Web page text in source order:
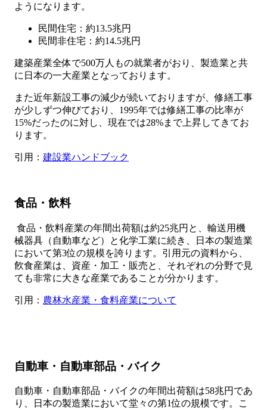
ようになります。
民間住宅：約13.5兆円
民間非住宅：約14.5兆円
建築産業全体で500万人もの就業者がおり、製造業と共
に日本の一大産業となっております。
また近年新設工事の減少が続いておりますが、修繕工事
が少しずつ伸びており、1995年では修繕工事の比率が
15%だったのに対し、現在では28%まで上昇してきてお
ります。
引用： 建設業ハンドブック
食品・飲料
食品・飲料産業の年間出荷額は約25兆円と、輸送用機
械器具（自動車など）と化学工業に続き、日本の製造業
において第3位の規模を誇ります。引用元の資料から、
飮食産業は、資産・加工・販売と、それぞれの分野で見
ても非常に大きな産業であることが分かります。
引用： 農林水産業・食料産業について
自動車・自動車部品・バイク
自動車・自動車部品・バイクの年間出荷額は58兆円であ
り、日本の製造業において堂々の第1位の規模です。こ